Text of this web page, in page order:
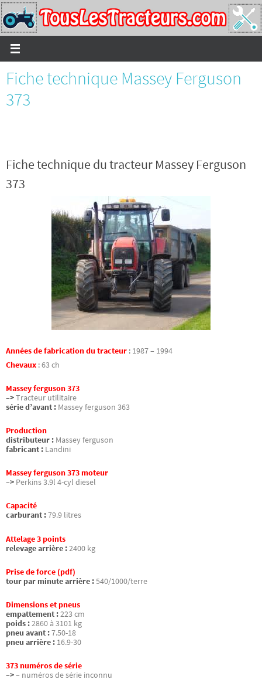
Passer
vers
le
contenu
Fiche technique Massey Ferguson
373
Fiche technique du tracteur Massey Ferguson
373
Années de fabrication du tracteur : 1987 – 1994
Chevaux :63 ch
Massey ferguson 373
–>Tracteur utilitaire
série d’avant : Massey ferguson 363
Production
distributeur : Massey ferguson
fabricant : Landini
Massey ferguson 373 moteur
–> Perkins 3.9l 4-cyl diesel
Capacité
carburant :79.9 litres
Attelage 3 points
relevage arrière :2400 kg
Prise de force (pdf)
tour par minute arrière :540/1000/terre
Dimensions et pneus
empattement :223 cm
poids :2860 à 3101 kg
pneu avant :7.50-18
pneu arrière : 16.9-30
373 numéros de série
–>– numéros de série inconnu